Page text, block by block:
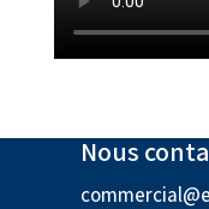
Nous